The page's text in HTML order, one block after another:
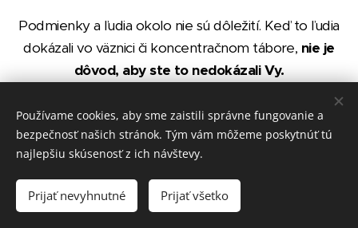
Podmienky a ľudia okolo nie sú dôležití. Keď to ľudia
dokázali vo väznici či koncentračnom tábore, nie je
dôvod, aby ste to nedokázali Vy.
Pokiaľ chcete zmeniť svoj
život, potrebujete rozprúdiť
svoju energiu.
Používame cookies, aby sme zaistili správne fungovanie a
bezpečnosť našich stránok. Tým vám môžeme poskytnúť tú
najlepšiu skúsenosť z ich návštevy.
Prijať nevyhnutné Prijať všetko